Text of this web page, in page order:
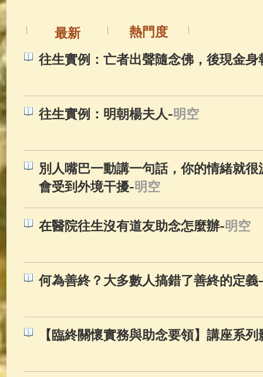
最新
熱門度
往生實例：亡者出聲隨念佛，後現金身
往生實例：明朝楊夫人-明空
別人嘴巴一動講一句話，你的情緒就
會受到外境干擾-明空
在醫院往生沒有道友助念怎麼辦-明空
何為善終？大多數人搞錯了善終的定義-
【臨終關懷實務與助念要領】講座系列